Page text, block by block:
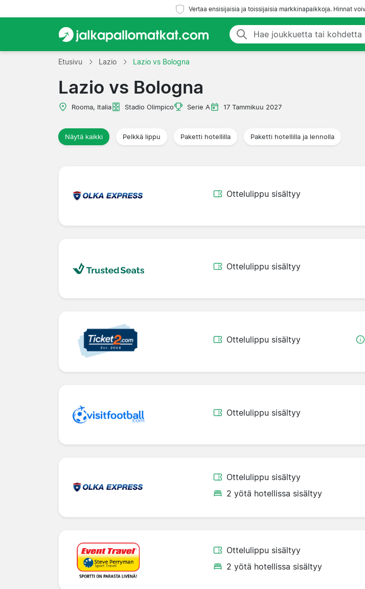
Vertaa ensisijaisia ja toissijaisia markkinapaikkoja. Hinnat
Etusivu Lazio Lazio vs Bologna
Lazio vs Bologna
Rooma, Italia Stadio Olimpico Serie A 17 Tammikuu 2027
Näytä kaikki Pelkkä lippu Paketti hotellilla Paketti hotellilla ja lennolla
Ottelulippu sisältyy
Ottelulippu sisältyy
Ottelulippu sisältyy
Ottelulippu sisältyy
Ottelulippu sisältyy
2 yötä hotellissa sisältyy
Ottelulippu sisältyy
2 yötä hotellissa sisältyy